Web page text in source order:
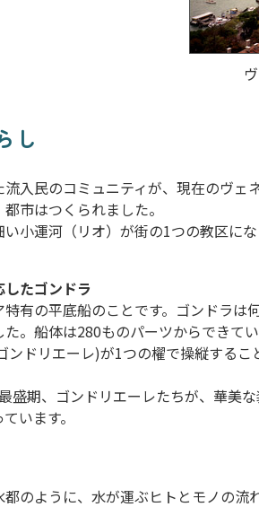
し
入民のコミュニティが、現在のヴ
市はつくられました。
小運河（リオ）が街の1つの教区にな
たゴンドラ
有の平底船のことです。ゴンドラ
。船体は280ものパーツからできて
ンドリエーレ)が1つの櫂で操縦する
盛期、ゴンドリエーレたちが、華美
います。
のように、水が運ぶヒトとモノの